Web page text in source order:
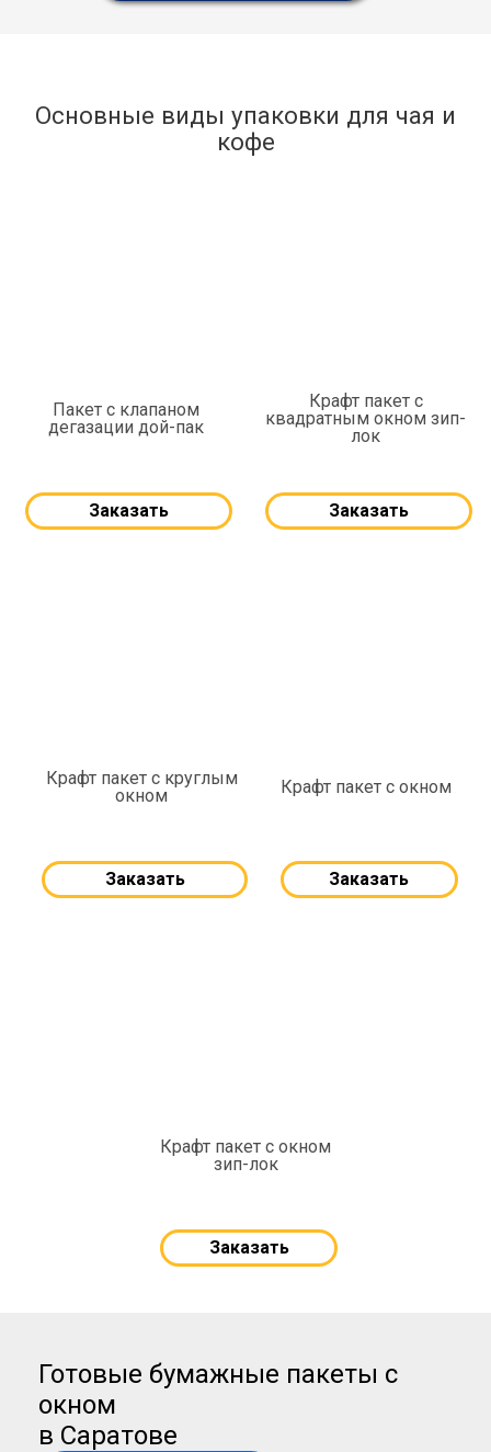
Основные виды упаковки для чая и
кофе
Пакет с клапаном
дегазации дой-пак
Заказать
Крафт пакет с
квадратным окном зип-
лок
Заказать
Крафт пакет с круглым
окном
Заказать
Крафт пакет с окном
Заказать
Крафт пакет с окном
зип-лок
Заказать
Готовые бумажные пакеты с
окном
в Саратове